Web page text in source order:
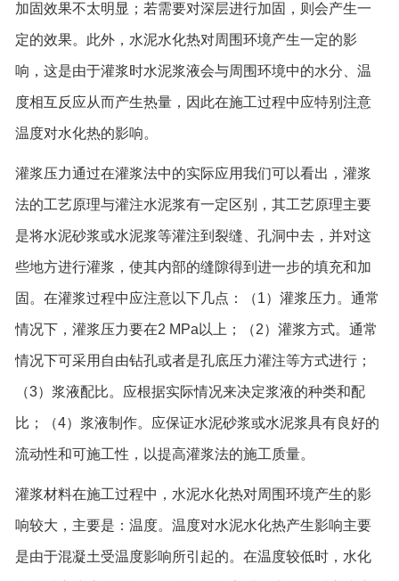
加固效果不太明显；若需要对深层进行加固，则会产生一
定的效果。此外，水泥水化热对周围环境产生一定的影
响，这是由于灌浆时水泥浆液会与周围环境中的水分、温
度相互反应从而产生热量，因此在施工过程中应特别注意
温度对水化热的影响。
灌浆压力通过在灌浆法中的实际应用我们可以看出，灌浆
法的工艺原理与灌注水泥浆有一定区别，其工艺原理主要
是将水泥砂浆或水泥浆等灌注到裂缝、孔洞中去，并对这
些地方进行灌浆，使其内部的缝隙得到进一步的填充和加
固。在灌浆过程中应注意以下几点：（1）灌浆压力。通常
情况下，灌浆压力要在2 MPa以上；（2）灌浆方式。通常
情况下可采用自由钻孔或者是孔底压力灌注等方式进行；
（3）浆液配比。应根据实际情况来决定浆液的种类和配
比；（4）浆液制作。应保证水泥砂浆或水泥浆具有良好的
流动性和可施工性，以提高灌浆法的施工质量。
灌浆材料在施工过程中，水泥水化热对周围环境产生的影
响较大，主要是：温度。温度对水泥水化热产生影响主要
是由于混凝土受温度影响所引起的。在温度较低时，水化